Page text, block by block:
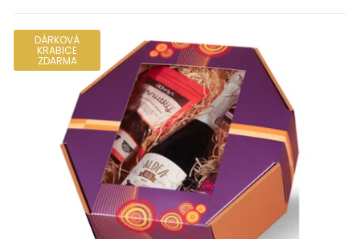
DÁRKOVÁ
KRABICE
ZDARMA